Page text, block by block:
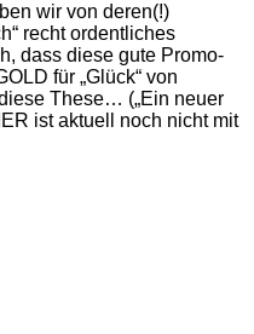
wir von deren(!)
recht ordentliches
dass diese gute Promo-
für „Glück“ von
These… („Ein neuer
ist aktuell noch nicht mit